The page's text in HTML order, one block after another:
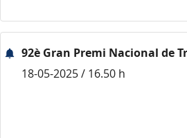
92è Gran Premi Nacional de
18-05-2025 / 16.50 h